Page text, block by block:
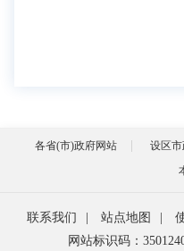
各省(市)政府网站 设区
联系我们 站点地图
网站标识码：